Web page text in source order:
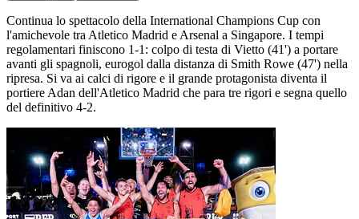
Continua lo spettacolo della International Champions Cup con
l'amichevole tra Atletico Madrid e Arsenal a Singapore. I tempi
regolamentari finiscono 1-1: colpo di testa di Vietto (41') a portare
avanti gli spagnoli, eurogol dalla distanza di Smith Rowe (47') nella
ripresa. Si va ai calci di rigore e il grande protagonista diventa il
portiere Adan dell'Atletico Madrid che para tre rigori e segna quello
del definitivo 4-2.